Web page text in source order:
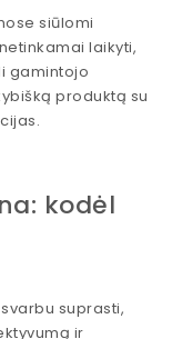
siūlomi
laikyti,
gamintojo
produktą su
kodėl
suprasti,
ir